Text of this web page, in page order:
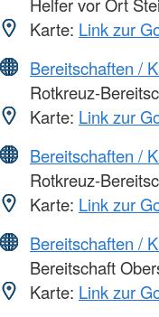
Karte: Link zur
Bereitschaften /
Rotkreuz-
Karte: Link zur
Bereitschaften /
Rotkreuz-
Karte: Link zur
Bereitschaften /
Bereitschaft
Karte: Link zur